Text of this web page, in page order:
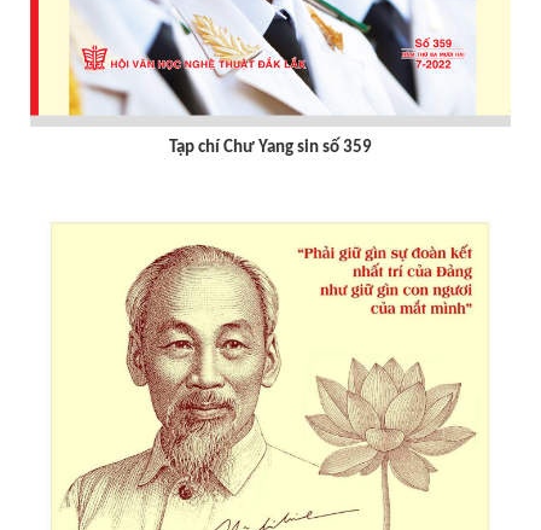
Tạp chí Chư Yang sin số 359